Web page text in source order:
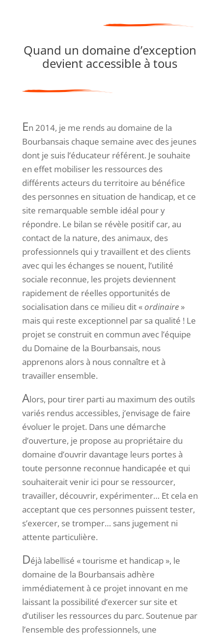
Quand un domaine d’exception
devient accessible à tous
En 2014, je me rends au domaine de la
Bourbansais chaque semaine avec des jeunes
dont je suis l’éducateur référent. Je souhaite
en effet mobiliser les ressources des
différents acteurs du territoire au bénéfice
des personnes en situation de handicap, et ce
site remarquable semble idéal pour y
répondre. Le bilan se révèle positif car, au
contact de la nature, des animaux, des
professionnels qui y travaillent et des clients
avec qui les échanges se nouent, l’utilité
sociale reconnue, les projets deviennent
rapidement de réelles opportunités de
socialisation dans ce milieu dit « ordinaire»
mais qui reste exceptionnel par sa qualité ! Le
projet se construit en commun avec l’équipe
du Domaine de la Bourbansais, nous
apprenons alors à nous connaître et à
travailler ensemble.
Alors, pour tirer parti au maximum des outils
variés rendus accessibles, j’envisage de faire
évoluer le projet. Dans une démarche
d’ouverture, je propose au propriétaire du
domaine d’ouvrir davantage leurs portes à
toute personne reconnue handicapée et qui
souhaiterait venir ici pour se ressourcer,
travailler, découvrir, expérimenter… Et cela en
acceptant que ces personnes puissent tester,
s’exercer, se tromper… sans jugement ni
attente particulière.
Déjà labellisé « tourisme et handicap », le
domaine de la Bourbansais adhère
immédiatement à ce projet innovant en me
laissant la possibilité d’exercer sur site et
d’utiliser les ressources du parc. Soutenue par
l’ensemble des professionnels, une